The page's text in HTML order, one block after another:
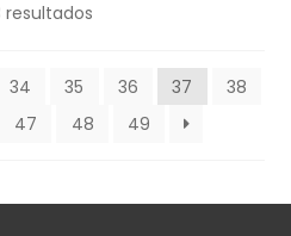
resultados
34 35 36 37
38
47 48 49